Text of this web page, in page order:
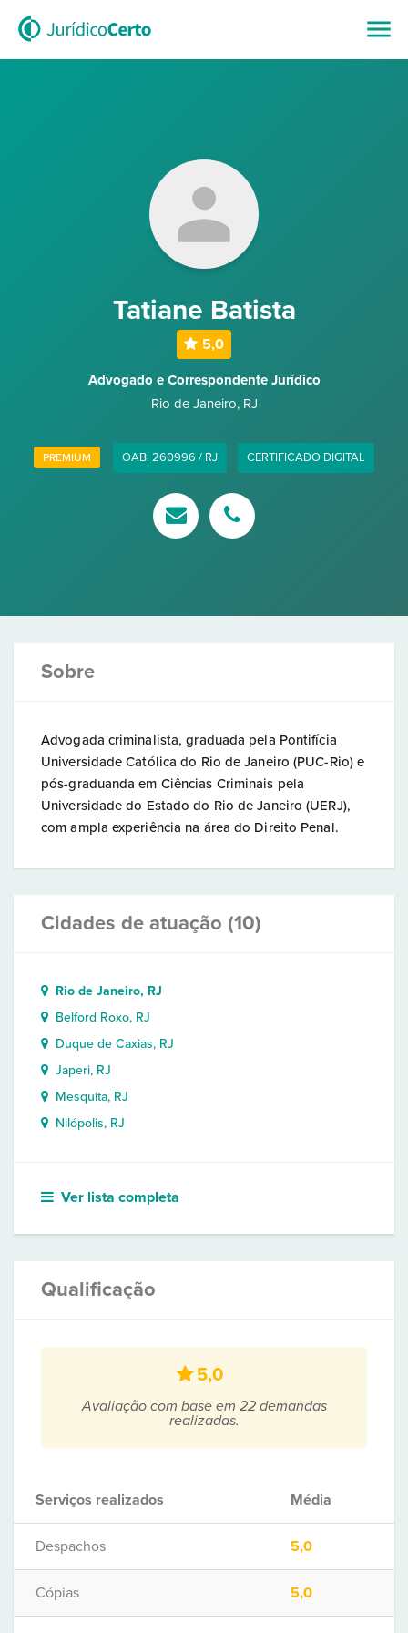
Tatiane Batista
5,0
Advogado e Correspondente Jurídico
Rio de Janeiro, RJ
PREMIUM OAB: 260996 / RJ CERTIFICADO DIGITAL
Sobre
Advogada criminalista, graduada pela Pontifícia
Universidade Católica do Rio de Janeiro (PUC-Rio) e
pós-graduanda em Ciências Criminais pela
Universidade do Estado do Rio de Janeiro (UERJ),
com ampla experiência na área do Direito Penal.
Cidades de atuação (10)
Rio de Janeiro, RJ
Belford Roxo, RJ
Duque de Caxias, RJ
Japeri, RJ
Mesquita, RJ
Nilópolis, RJ
Ver lista completa
Qualificação
5,0
Avaliação com base em 22 demandas
realizadas.
Serviços realizados Média
Despachos 5,0
Cópias 5,0